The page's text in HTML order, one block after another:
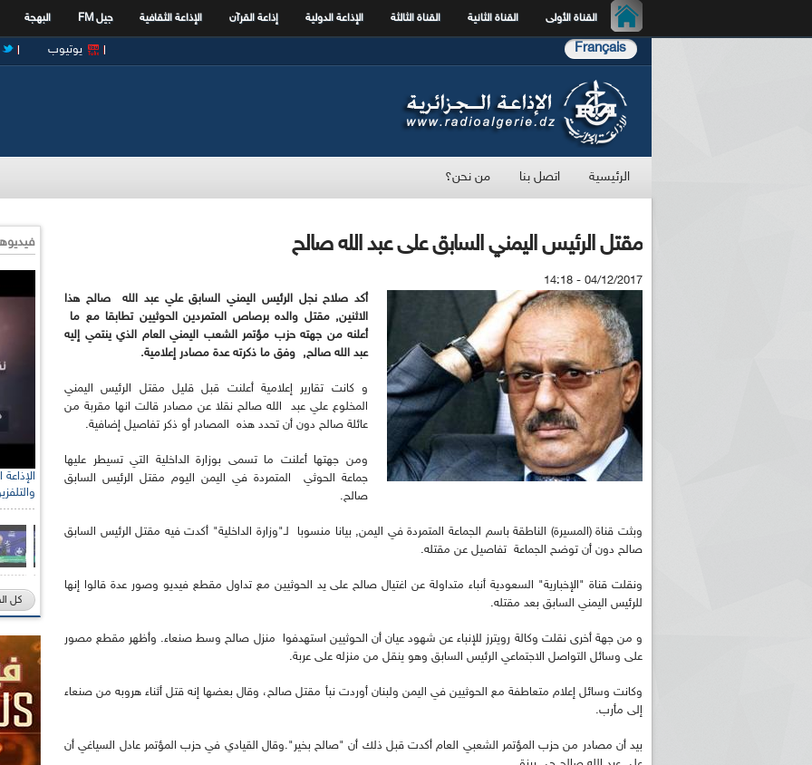
القناة الأولى القناة الثانية القناة الثالثة الإذاعة الدولية إذاعة القرآن الإذاعة الثقافية جيل FM البهجة
Français يوتيوب
الرئيسية اتصل بنا من نحن؟
مقتل الرئيس اليمني السابق على عبد الله صالح
04/12/2017 - 14:18
أكد صلاح نجل الرئيس اليمني السابق علي عبد الله صالح هذا
الاثنين, مقتل والده برصاص المتمردين الحوثيين تطابقا مع ما
أعلنه من جهته حزب مؤتمر الشعب اليمني العام الذي ينتمي إليه
عبد الله صالح, وفق ما ذكرته عدة مصادر إعلامية.
و كانت تقارير إعلامية أعلنت قبل قليل مقتل الرئيس اليمني
المخلوع علي عبد الله صالح نقلا عن مصادر قالت انها مقربة من
عائلة صالح دون أن تحدد هذه المصادر أو ذكر تفاصيل إضافية.
ومن جهتها أعلنت ما تسمى بوزارة الداخلية التي تسيطر عليها
جماعة الحوثي المتمردة في اليمن اليوم مقتل الرئيس السابق
صالح.
وبثت قناة (المسيرة) الناطقة باسم الجماعة المتمردة في اليمن, بيانا منسوبا لـ"وزارة الداخلية" أكدت فيه مقتل الرئيس السابق
صالح دون أن توضح الجماعة تفاصيل عن مقتله.
ونقلت قناة "الإخبارية" السعودية أنباء متداولة عن اغتيال صالح على يد الحوثيين مع تداول مقطع فيديو وصور عدة قالوا إنها
للرئيس اليمني السابق بعد مقتله.
و من جهة أخرى نقلت وكالة رويترز للإنباء عن شهود عيان أن الحوثيين استهدفوا منزل صالح وسط صنعاء. وأظهر مقطع مصور
على وسائل التواصل الاجتماعي الرئيس السابق وهو ينقل من منزله على عربة.
وكانت وسائل إعلام متعاطفة مع الحوثيين في اليمن ولبنان أوردت نبأ مقتل صالح، وقال بعضها إنه قتل أثناء هروبه من صنعاء
إلى مأرب.
بيد أن مصادر من حزب المؤتمر الشعبي العام أكدت قبل ذلك أن "صالح بخير".وقال القيادي في حزب المؤتمر عادل السياغي أن
كل